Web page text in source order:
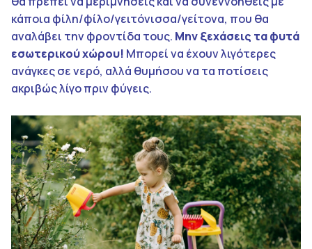
κάποια φίλη/φίλο/γειτόνισσα/γείτονα, που θα
αναλάβει την φροντίδα τους. Μην ξεχάσεις τα φυτά
εσωτερικού χώρου! Μπορεί να έχουν λιγότερες
ανάγκες σε νερό, αλλά θυμήσου να τα ποτίσεις
ακριβώς λίγο πριν φύγεις.